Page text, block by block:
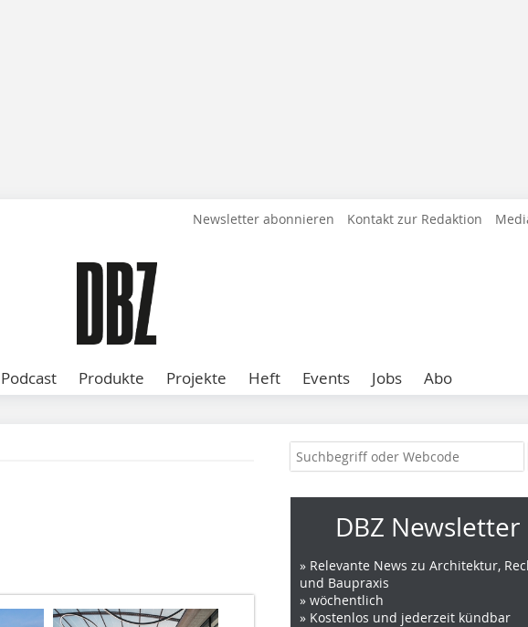
Newsletter abonnieren Kontakt zur Redaktion
Podcast Produkte Projekte Heft Events Jobs Abo
DBZ Newsletter
» Relevante News zu Architektur,
und Baupraxis
» wöchentlich
» Kostenlos und jederzeit kündbar